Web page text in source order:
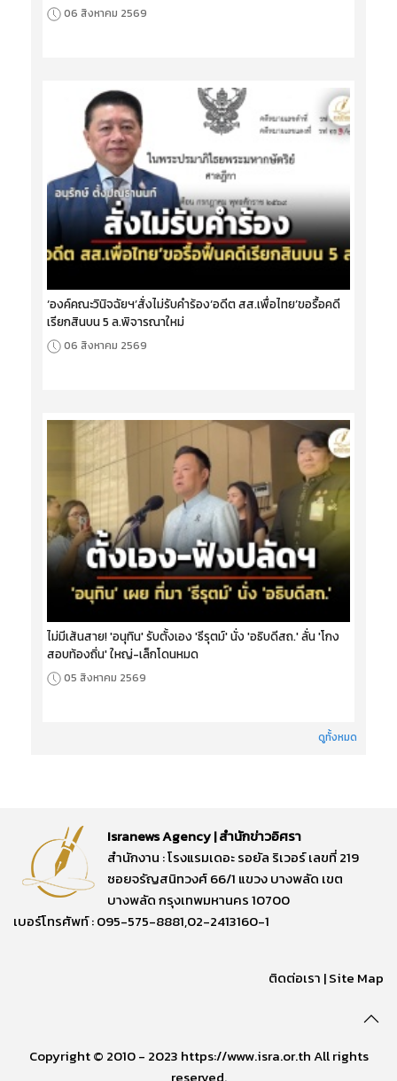
06 สิงหาคม 2569
‘องค์คณะวินิจฉัยฯ’สั่งไม่รับคำร้อง‘อดีต สส.เพื่อไทย’ขอรื้อคดี
เรียกสินบน 5 ล.พิจารณาใหม่
06 สิงหาคม 2569
ไม่มีเส้นสาย! 'อนุทิน' รับตั้งเอง 'ธีรุตม์' นั่ง 'อธิบดีสถ.' ลั่น 'โกง
สอบท้องถิ่น' ใหญ่-เล็กโดนหมด
05 สิงหาคม 2569
ดูทั้งหมด
Isranews Agency | สำนักข่าวอิศรา
สำนักงาน : โรงแรมเดอะ รอยัล ริเวอร์ เลขที่ 219
ซอยจรัญสนิทวงศ์ 66/1 แขวง บางพลัด เขต
บางพลัด กรุงเทพมหานคร 10700
เบอร์โทรศัพท์ : 095-575-8881,02-2413160-1
ติดต่อเรา |Site Map
Copyright © 2010 - 2023 https://www.isra.or.th All rights